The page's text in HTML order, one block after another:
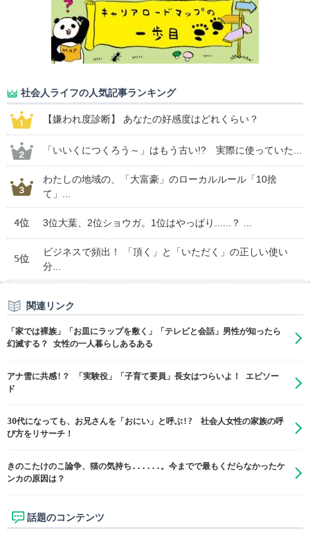
社会人ライフの人気記事ランキング
【嫌われ度診断】 あなたの好感度はどれくらい？
「いいくにつくろう～」はもう古い!? 実際に使っていた...
わたしの地域の、「大富豪」のローカルルール「10捨
て」...
4位 3位大葉、2位ショウガ。1位はやっぱり......？ ...
5位
ビジネスで頻出！ 「頂く」と「いただく」の正しい使い
分...
関連リンク
「家では裸族」「お皿にラップを敷く」「テレビと会話」男性が知ったら
幻滅する？ 女性の一人暮らしあるある
アナ雪に共感!？ 「実験役」「子育て要員」長女はつらいよ！ エピソー
ド
30代になっても、お兄さんを「おにい」と呼ぶ!? 社会人女性の家族の呼
び方をリサーチ！
きのこたけのこ論争、猫の気持ち......。今までで最もくだらなかったケ
ンカの原因は？
話題のコンテンツ